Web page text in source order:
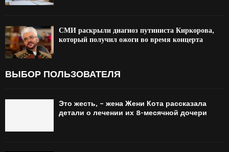
СМИ раскрыли диагноз путиниста Киркорова,
который получил ожоги во время концерта
ВЫБОР ПОЛЬЗОВАТЕЛЯ
Это жесть, – жена Жени Кота рассказала
детали о лечении их 8-месячной дочери